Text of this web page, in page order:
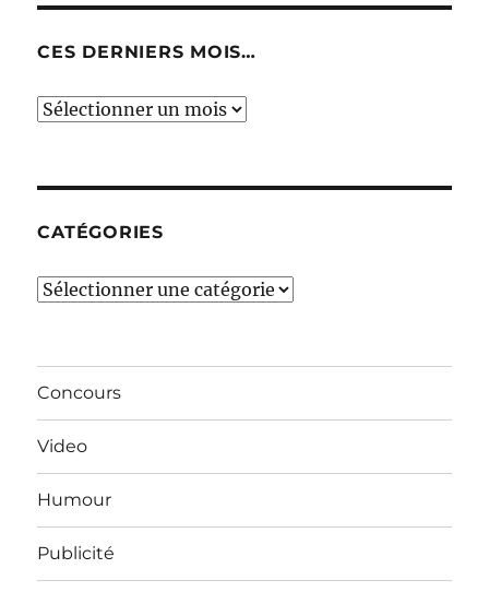
CES DERNIERS MOIS…
Ces
CATÉGORIES
Catégories
Concours
Video
Humour
Publicité